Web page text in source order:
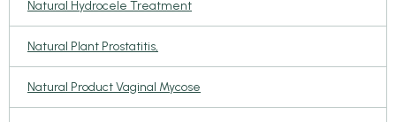
Natural Hydrocele Treatment
Natural Plant Prostatitis,
Natural Product Vaginal Mycose